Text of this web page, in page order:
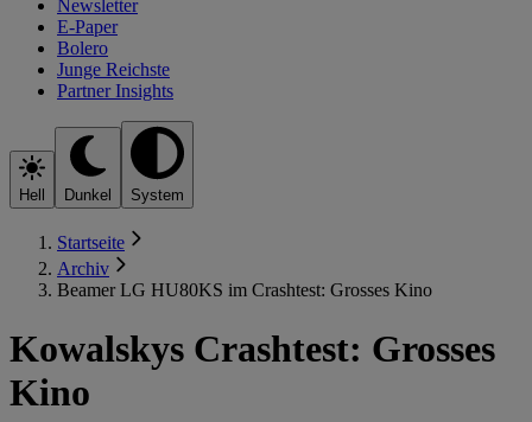
Newsletter
E-Paper
Bolero
Junge Reichste
Partner Insights
Hell Dunkel System
Startseite
Archiv
Beamer LG HU80KS im Crashtest: Grosses Kino
Kowalskys Crashtest: Grosses
Kino